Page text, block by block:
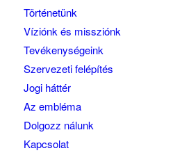
Történetünk
Víziónk és missziónk
Tevékenységeink
Szervezeti felépítés
Jogi háttér
Az embléma
Dolgozz nálunk
Kapcsolat